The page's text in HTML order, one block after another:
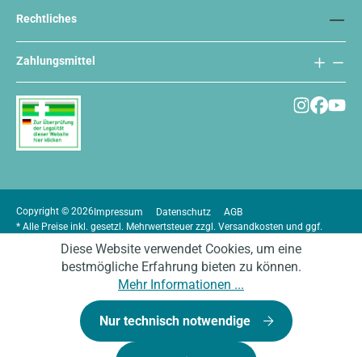
Rechtliches
Zahlungsmittel
Copyright © 2026 Impressum Datenschutz
AGB
* Alle Preise inkl. gesetzl. Mehrwertsteuer zzgl. Versandkosten und ggf.
Diese Website verwendet Cookies, um eine
bestmögliche Erfahrung bieten zu können.
Mehr Informationen ...
Nur technisch notwendige